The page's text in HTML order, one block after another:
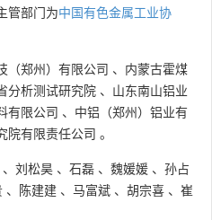
管部门为中国有色金属工业协
（郑州）有限公司 、 内蒙古霍煤
分析测试研究院 、 山东南山铝业
有限公司 、 中铝（郑州）铝业有
院有限责任公司 。
、 刘松昊 、 石磊 、 魏媛媛 、 孙占
、 陈建建 、 马富斌 、 胡宗喜 、 崔